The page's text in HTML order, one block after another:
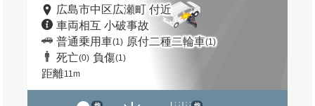
広島市中区広瀬町 付近
車両相互 小破事故
普通乗用車(1) 原付二種二輪車(1)
死亡(0) 負傷(1)
距離11m